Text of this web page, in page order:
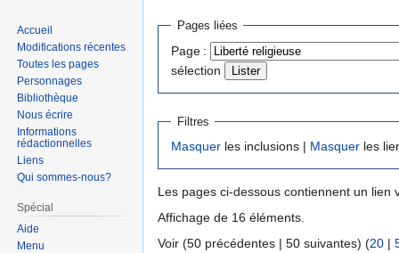
Aller
navigation
Aller
recherche
Pages liées
Page :
sélection
Filtres
Masquer les inclusions | Masquer les
Les pages ci-dessous contiennent un lien
Affichage de 16 éléments.
Voir (50 précédentes | 50 suivantes) (20 |
Accueil
Modifications récentes
Toutes les pages
Personnages
Bibliothèque
Nous écrire
Informations
rédactionnelles
Liens
Qui sommes-nous?
Spécial
Aide
Menu